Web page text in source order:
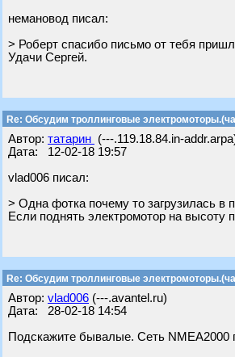
немановод писал:
> Роберт спасибо письмо от тебя
Удачи Сергей.
Re: Обсудим троллинговые
Автор: татарин (---.119.18.84.in-
Дата: 12-02-18 19:57
vlad006 писал:
> Одна фотка почему то загрузилась в
Если поднять электромотор на высоту
Re: Обсудим троллинговые
Автор: vlad006 (---.avantel.ru)
Дата: 28-02-18 14:54
Подскажите бывалые. Сеть NMEA2000